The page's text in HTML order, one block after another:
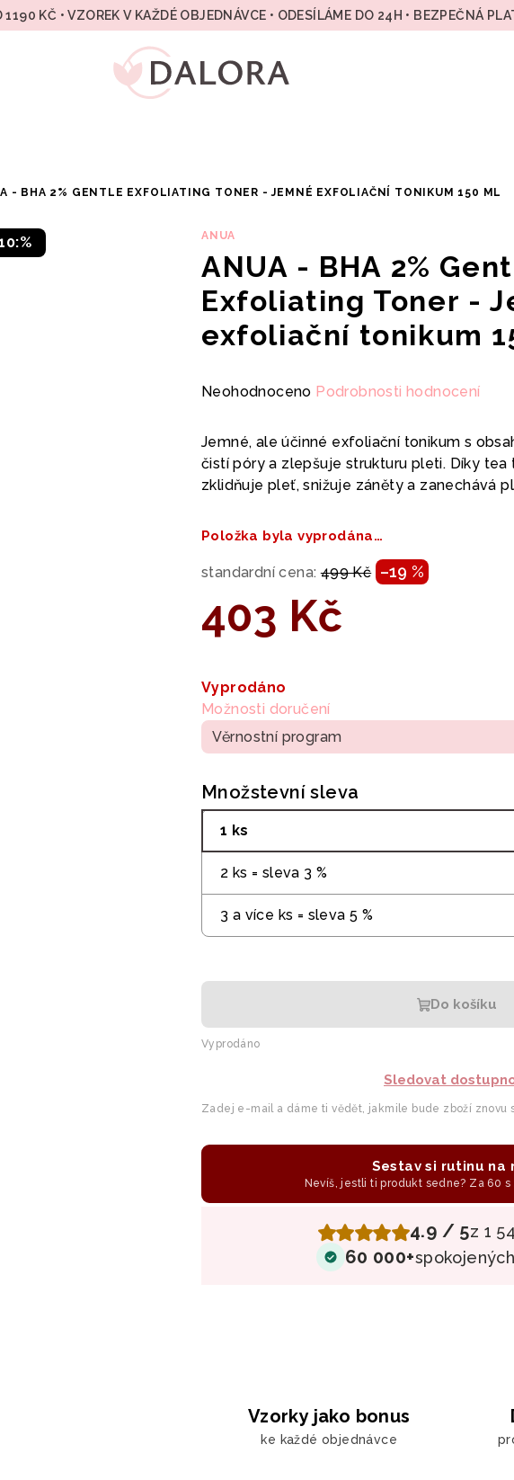
1190 KČ • VZOREK V KAŽDÉ OBJEDNÁVCE • ODESÍLÁME DO 24H • BEZPEČNÁ
- BHA 2% GENTLE EXFOLIATING TONER - JEMNÉ EXFOLIAČNÍ TONIKUM 150 ML
ANUA
ANUA - BHA 2%
Exfoliating Toner -
exfoliační tonikum
Průměrné
produktu
je
0,0
hvězdiček.
Neohodnoceno Podrobnosti hodnocení
Jemné, ale účinné exfoliační tonikum s
čistí póry a zlepšuje strukturu pleti. Díky tea
zklidňuje pleť, snižuje záněty a zanechává
Položka byla vyprodána…
standardní cena: 499 Kč –19 %
403 Kč
cena:
Vyprodáno
Možnosti doručení
Věrnostní program
Množstevní sleva
1 ks
2 ks = sleva 3 %
3 a více ks = sleva 5 %
Do košíku
Vyprodáno
Sledovat
Zadej e-mail a dáme ti vědět, jakmile bude zboží znovu
Sestav si rutinu na
Nevíš, jestli ti produkt sedne? Za 60 s
4.9 / 5z 1
60 000+
Vzorky jako bonus
ke každé objednávce